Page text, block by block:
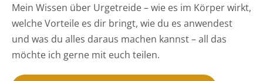
Mein Wissen über Urgetreide – wie es im Körper wirkt,
welche Vorteile es dir bringt, wie du es anwendest
und was du alles daraus machen kannst – all das
möchte ich gerne mit euch teilen.